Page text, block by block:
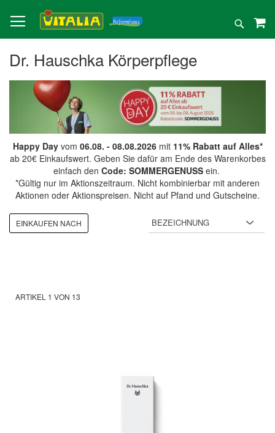
zum
Inhalt
Suche
Dr. Hauschka Körperpflege
Happy Dayvom 06.08. - 08.08.2026mit 11% Rabatt auf Alles*
ab 20€ Einkaufswert. Geben Sie dafür am Ende des Warenkorbes
einfach den Code: SOMMERGENUSSein.
*Gültig nur im Aktionszeitraum. Nicht kombinierbar mit anderen
Aktionen oder Aktionspreisen. Nicht auf Pfand und Gutscheine.
ARTIKEL 1 VON 13
EINKAUFEN NACH